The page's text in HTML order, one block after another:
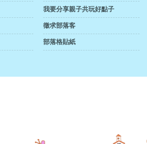
我要分享親子共玩好點子
徵求部落客
部落格貼紙